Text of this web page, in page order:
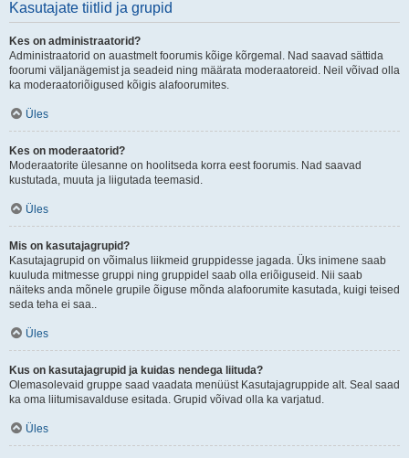
Kasutajate tiitlid ja grupid
Kes on administraatorid?
Administraatorid on auastmelt foorumis kõige kõrgemal. Nad saavad sättida
foorumi väljanägemist ja seadeid ning määrata moderaatoreid. Neil võivad olla
ka moderaatoriõigused kõigis alafoorumites.
Üles
Kes on moderaatorid?
Moderaatorite ülesanne on hoolitseda korra eest foorumis. Nad saavad
kustutada, muuta ja liigutada teemasid.
Üles
Mis on kasutajagrupid?
Kasutajagrupid on võimalus liikmeid gruppidesse jagada. Üks inimene saab
kuuluda mitmesse gruppi ning gruppidel saab olla eriõiguseid. Nii saab
näiteks anda mõnele grupile õiguse mõnda alafoorumite kasutada, kuigi teised
seda teha ei saa..
Üles
Kus on kasutajagrupid ja kuidas nendega liituda?
Olemasolevaid gruppe saad vaadata menüüst Kasutajagruppide alt. Seal saad
ka oma liitumisavalduse esitada. Grupid võivad olla ka varjatud.
Üles